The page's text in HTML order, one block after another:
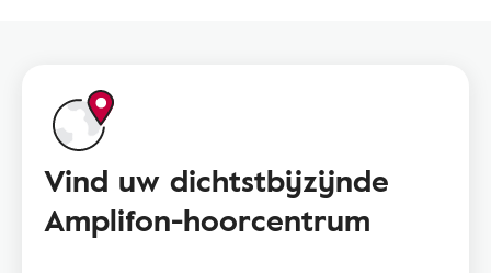
Vind uw dichtstbijzijnde
Amplifon-hoorcentrum